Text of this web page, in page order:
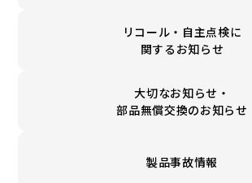
リコール・自主点検に
関するお知らせ
大切なお知らせ・
部品無償交換のお知らせ
製品事故情報